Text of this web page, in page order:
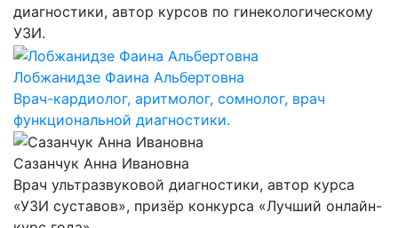
диагностики, автор курсов по гинекологическому
УЗИ.
Лобжанидзе Фаина Альбертовна
Врач-кардиолог, аритмолог, сомнолог, врач
функциональной диагностики.
Сазанчук Анна Ивановна
Врач ультразвуковой диагностики, автор курса
«УЗИ суставов», призёр конкурса «Лучший онлайн-